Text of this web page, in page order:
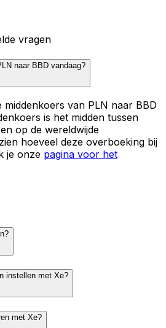
vragen
naar BBD vandaag?
van PLN naar BBD
is het midden tussen
op de wereldwijde
hoeveel deze overboeking bij
je onze pagina voor het
instellen met Xe?
met Xe?